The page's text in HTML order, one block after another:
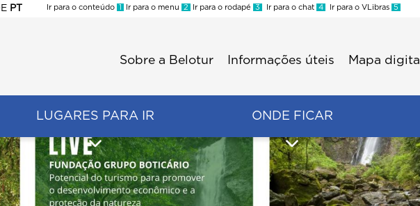
PT
Ir para o conteúdo 1 Ir para o menu 2 Ir para o rodapé 3 Ir para o chat 4 Ir para o VLibras 5
Sobre a Belotur Informações úteis Mapa digital
LUGARES PARA IR ONDE FICAR